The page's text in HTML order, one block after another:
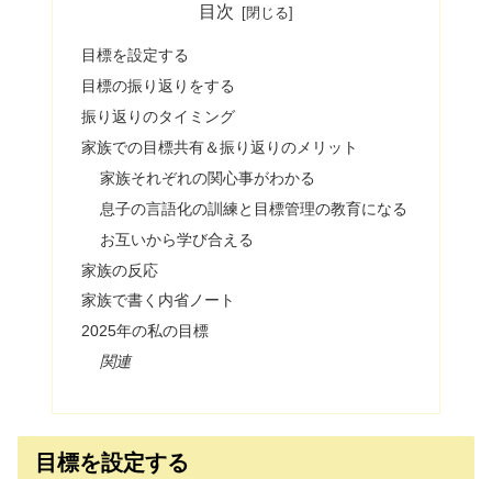
目次
目標を設定する
目標の振り返りをする
振り返りのタイミング
家族での目標共有＆振り返りのメリット
家族それぞれの関心事がわかる
息子の言語化の訓練と目標管理の教育になる
お互いから学び合える
家族の反応
家族で書く内省ノート
2025年の私の目標
関連
目標を設定する